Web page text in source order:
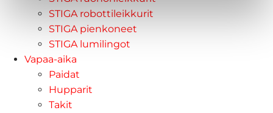
STIGA robottileikkurit
STIGA pienkoneet
STIGA lumilingot
Vapaa-aika
Paidat
Hupparit
Takit